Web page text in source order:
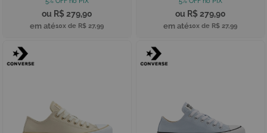
R$ 279,90
10x de R$ 27,99
R$ 279,90
10x de R$ 27,99